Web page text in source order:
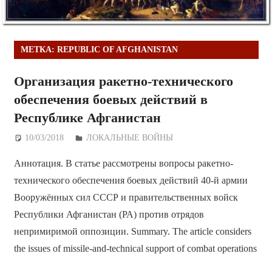
МЕТКА: REPUBLIC OF AFGHANISTAN
Организация ракетно-технического
обеспечения боевых действий в
Республике Афганистан
10/03/2018 Дежурный по Редакции
ЛОКАЛЬНЫЕ ВОЙНЫ
Аннотация. В статье рассмотрены вопросы ракетно-
технического обеспечения боевых действий 40-й армии
Вооружённых сил СССР и правительственных войск
Республики Афганистан (РА) против отрядов
непримиримой оппозиции. Summary. The article considers
the issues of missile-and-technical support of combat operations